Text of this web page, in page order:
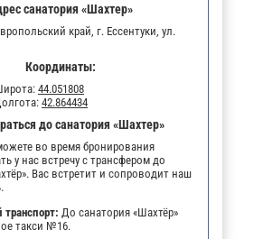
санатория «Шахтер»
край, г. Ессентуки, ул.
Координаты:
44.051808
42.864434
до санатория «Шахтер»
во время бронирования
у нас встречу с трансфером до
Вас встретит и сопроводит наш
До санатория «Шахтёр»
такси №16.